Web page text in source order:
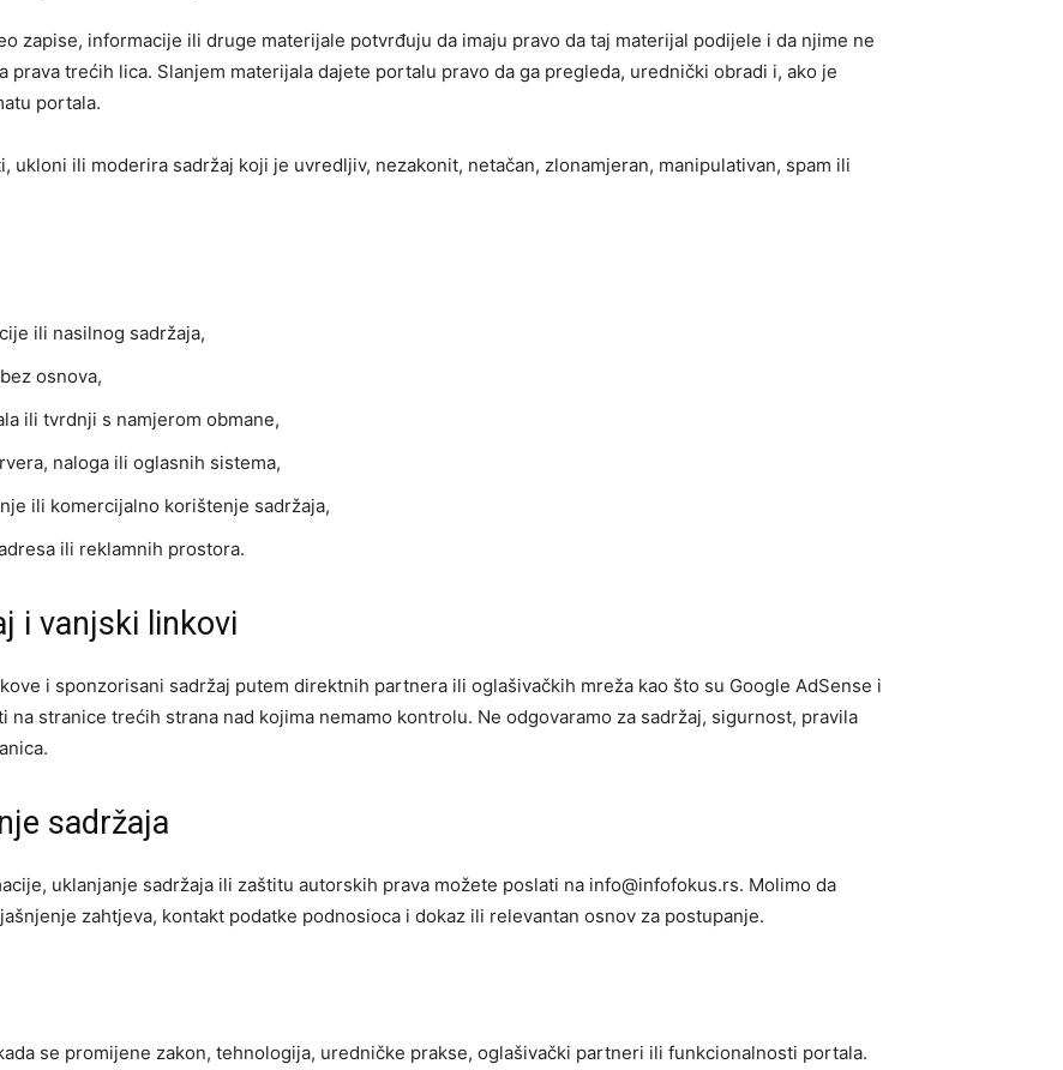
zapise, informacije ili druge materijale potvrđuju da imaju pravo da taj materijal podijele i da njime ne
trećih lica. Slanjem materijala dajete portalu pravo da ga pregleda, urednički obradi i, ako je
portala.
ukloni ili moderira sadržaj koji je uvredljiv, nezakonit, netačan, zlonamjeran, manipulativan, spam ili
ili nasilnog sadržaja,
osnova,
ili tvrdnji s namjerom obmane,
naloga ili oglasnih sistema,
ili komercijalno korištenje sadržaja,
ili reklamnih prostora.
i vanjski linkovi
i sponzorisani sadržaj putem direktnih partnera ili oglašivačkih mreža kao što su Google AdSense i
na stranice trećih strana nad kojima nemamo kontrolu. Ne odgovaramo za sadržaj, sigurnost, pravila
sadržaja
uklanjanje sadržaja ili zaštitu autorskih prava možete poslati na info@infofokus.rs. Molimo da
zahtjeva, kontakt podatke podnosioca i dokaz ili relevantan osnov za postupanje.
se promijene zakon, tehnologija, uredničke prakse, oglašivački partneri ili funkcionalnosti portala.